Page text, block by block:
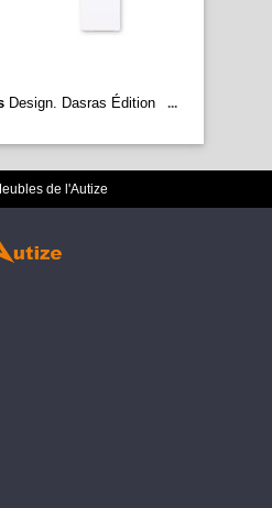
Design. Dasras Édition
...
de l'Autize